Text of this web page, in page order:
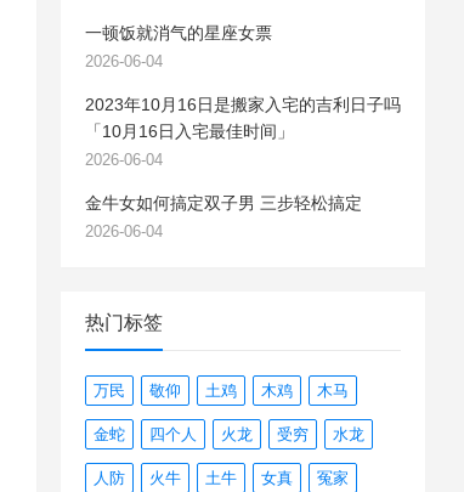
一顿饭就消气的星座女票
2026-06-04
2023年10月16日是搬家入宅的吉利日子吗
「10月16日入宅最佳时间」
2026-06-04
金牛女如何搞定双子男 三步轻松搞定
2026-06-04
热门标签
万民 敬仰 土鸡 木鸡 木马
金蛇 四个人 火龙 受穷 水龙
人防 火牛 土牛 女真 冤家